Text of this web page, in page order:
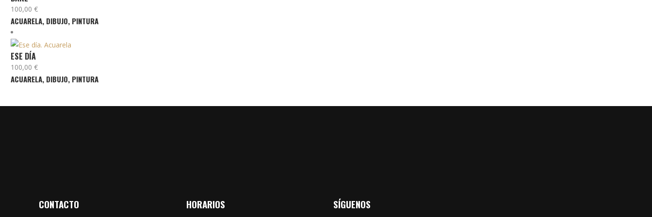
100,00 €
ACUARELA, DIBUJO, PINTURA
ESE DÍA
100,00 €
ACUARELA, DIBUJO, PINTURA
CONTACTO HORARIOS SÍGUENOS